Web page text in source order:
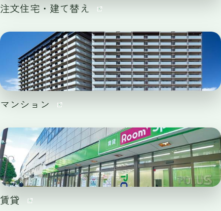
注文住宅・建て替え
マンション
賃貸